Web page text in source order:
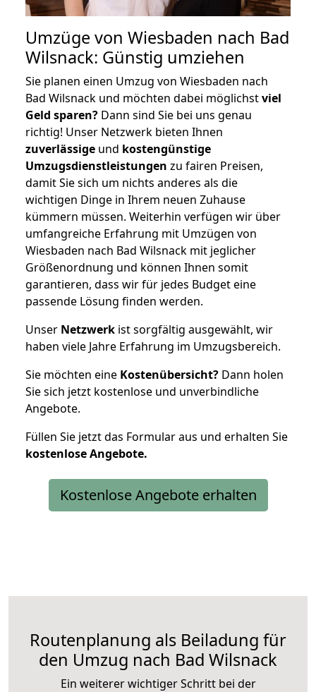
Umzüge von Wiesbaden nach Bad
Wilsnack: Günstig umziehen
Sie planen einen Umzug von Wiesbaden nach
Bad Wilsnack und möchten dabei möglichstviel
Geld sparen? Dann sind Sie bei uns genau
richtig! Unser Netzwerk bieten Ihnen
zuverlässige und kostengünstige
Umzugsdienstleistungen zu fairen Preisen,
damit Sie sich um nichts anderes als die
wichtigen Dinge in Ihrem neuen Zuhause
kümmern müssen. Weiterhin verfügen wir über
umfangreiche Erfahrung mit Umzügen von
Wiesbaden nach Bad Wilsnack mit jeglicher
Größenordnung und können Ihnen somit
garantieren, dass wir für jedes Budget eine
passende Lösung finden werden.
Unser Netzwerk ist sorgfältig ausgewählt, wir
haben viele Jahre Erfahrung im Umzugsbereich.
Sie möchten eine Kostenübersicht? Dann holen
Sie sich jetzt kostenlose und unverbindliche
Angebote.
Füllen Sie jetzt das Formular aus und erhalten Sie
kostenloseAngebote.
Kostenlose Angebote erhalten
Routenplanung als Beiladung für
den Umzug nach Bad Wilsnack
Ein weiterer wichtiger Schritt bei der